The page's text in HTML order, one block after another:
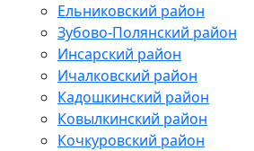
Ельниковский район
Зубово-Полянский район
Инсарский район
Ичалковский район
Кадошкинский район
Ковылкинский район
Кочкуровский район